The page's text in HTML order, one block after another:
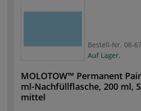
Bestell-Nr. 08-
Auf Lager.
MOLOTOW™ Permanent
ml-Nachfüllflasche, 200 ml,
mittel